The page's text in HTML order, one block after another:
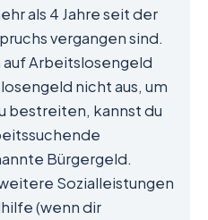
als 4 Jahre seit der
vergangen sind.
Arbeitslosengeld
nicht aus, um
bestreiten, kannst du
Bürgergeld.
Sozialleistungen
(wenn dir